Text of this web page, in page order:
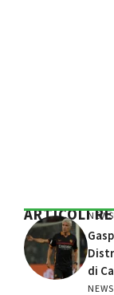
ARTICOLINEWS
di
NEWS